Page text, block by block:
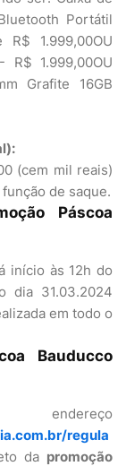
Portátil
1.999,00OU
R$ 1.999,00OU
Grafite 16GB
(cem mil reais)
de saque.
Páscoa
início às 12h do
dia 31.03.2024
em todo o
Bauducco
regula
da promoção